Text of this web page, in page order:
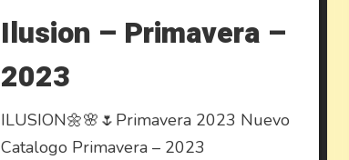
Ilusion – Primavera –
2023
ILUSION🌼🌸🌷Primavera 2023 Nuevo
Catalogo Primavera – 2023